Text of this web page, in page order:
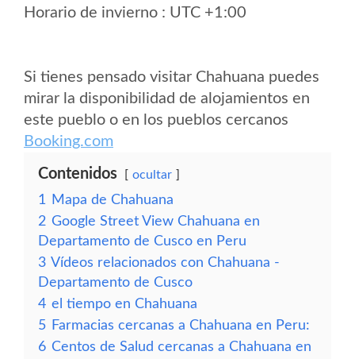
Horario de invierno : UTC +1:00
Si tienes pensado visitar Chahuana puedes
mirar la disponibilidad de alojamientos en
este pueblo o en los pueblos cercanos
Booking.com
Contenidos ocultar
1
Mapa de Chahuana
2 Google Street View Chahuana en
Departamento de Cusco en Peru
3 Vídeos relacionados con Chahuana -
Departamento de Cusco
4 el tiempo en Chahuana
5 Farmacias cercanas a Chahuana en Peru:
6 Centos de Salud cercanas a Chahuana en